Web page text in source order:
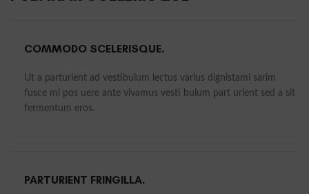
COMMODO SCELERISQUE.
Ut a parturient ad vestibulum lectus varius dignistami sarim
fusce mi pos uere ante vivamus vesti bulum part urient sed a sit
fermentum eros.
PARTURIENT FRINGILLA.